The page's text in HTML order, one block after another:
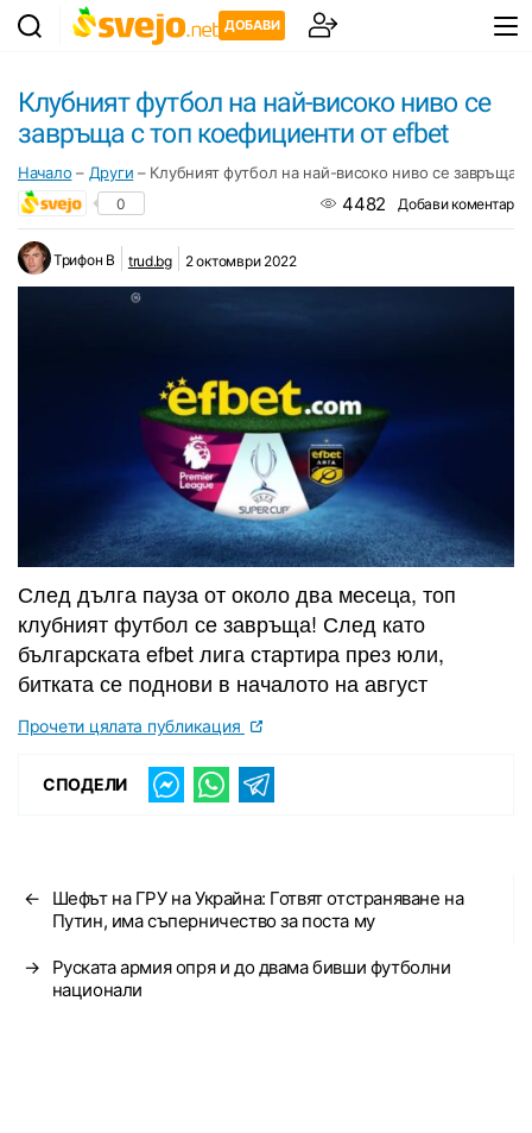
ДОБАВИ
Клубният футбол на най-високо ниво се
завръща с топ коефициенти от efbet
Начало – Други – Клубният футбол на най-високо ниво се завръща
0 4482 Добави коментар
Трифон B trud.bg 2 октомври 2022
След дълга пауза от около два месеца, топ
клубният футбол се завръща! След като
българската efbet лига стартира през юли,
битката се поднови в началото на август
Прочети цялата публикация
СПОДЕЛИ
←
Шефът на ГРУ на Украйна: Готвят отстраняване на
Путин, има съперничество за поста му
→
Руската армия опря и до двама бивши футболни
национали